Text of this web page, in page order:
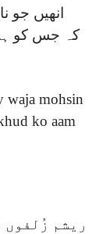
انھیں جو
کہ جس کو ہم
waja mohsin
ko aam
ریشم